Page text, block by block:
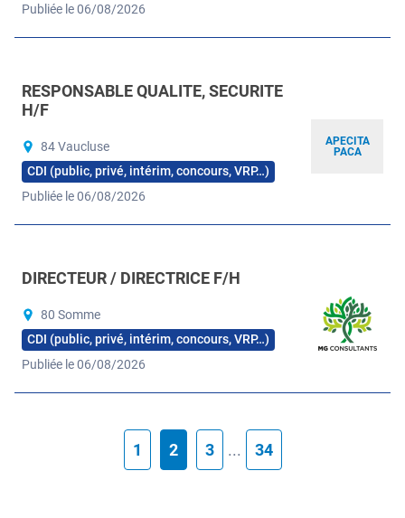
Publiée le 06/08/2026
APECITA
PACA
RESPONSABLE QUALITE, SECURITE
H/F
84 Vaucluse
CDI (public, privé, intérim, concours, VRP…)
Publiée le 06/08/2026
DIRECTEUR / DIRECTRICE F/H
80 Somme
CDI (public, privé, intérim, concours, VRP…)
Publiée le 06/08/2026
1 2 3 ... 34